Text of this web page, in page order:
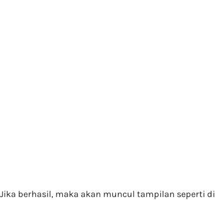
Jika berhasil, maka akan muncul tampilan seperti di